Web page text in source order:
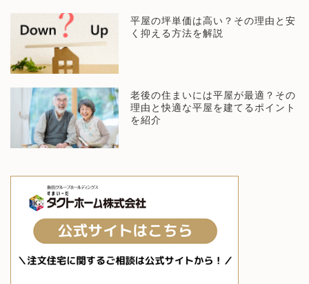
平屋の坪単価は高い？その理由と安
く抑える方法を解説
老後の住まいには平屋が最適？その
理由と快適な平屋を建てるポイント
を紹介